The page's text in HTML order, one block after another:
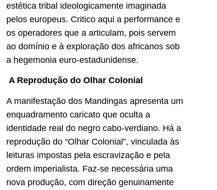
estética tribal ideologicamente imaginada
pelos europeus. Critico aqui a performance e
os operadores que a articulam, pois servem
ao domínio e à exploração dos africanos sob
a hegemonia euro-estadunidense.
A Reprodução do Olhar Colonial
A manifestação dos Mandingas apresenta um
enquadramento caricato que oculta a
identidade real do negro cabo-verdiano. Há a
reprodução do “Olhar Colonial”, vinculada às
leituras impostas pela escravização e pela
ordem imperialista. Faz-se necessária uma
nova produção, com direção genuinamente